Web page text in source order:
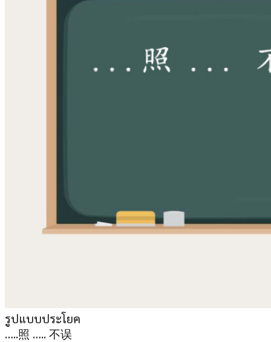
รูปแบบประโยค
…..照 ….. 不误